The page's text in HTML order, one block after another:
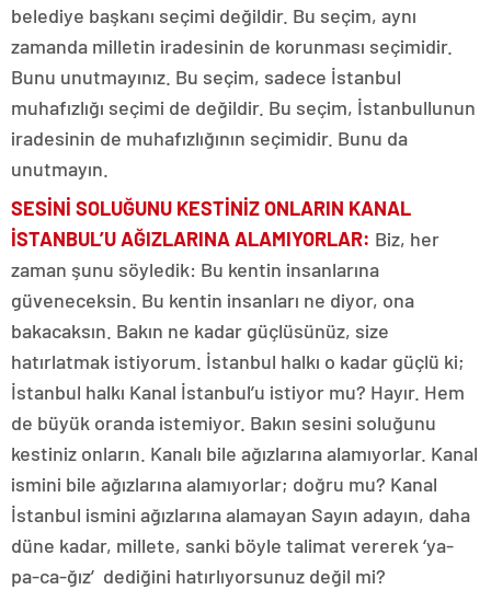
belediye başkanı seçimi değildir. Bu seçim, aynı
zamanda milletin iradesinin de korunması seçimidir.
Bunu unutmayınız. Bu seçim, sadece İstanbul
muhafızlığı seçimi de değildir. Bu seçim, İstanbullunun
iradesinin de muhafızlığının seçimidir. Bunu da
unutmayın.
SESİNİ SOLUĞUNU KESTİNİZ ONLARIN KANAL
İSTANBUL’U AĞIZLARINA ALAMIYORLAR: Biz, her
zaman şunu söyledik: Bu kentin insanlarına
güveneceksin. Bu kentin insanları ne diyor, ona
bakacaksın. Bakın ne kadar güçlüsünüz, size
hatırlatmak istiyorum. İstanbul halkı o kadar güçlü ki;
İstanbul halkı Kanal İstanbul’u istiyor mu? Hayır. Hem
de büyük oranda istemiyor. Bakın sesini soluğunu
kestiniz onların. Kanalı bile ağızlarına alamıyorlar. Kanal
ismini bile ağızlarına alamıyorlar; doğru mu? Kanal
İstanbul ismini ağızlarına alamayan Sayın adayın, daha
düne kadar, millete, sanki böyle talimat vererek ‘ya-
pa-ca-ğız’ dediğini hatırlıyorsunuz değil mi?